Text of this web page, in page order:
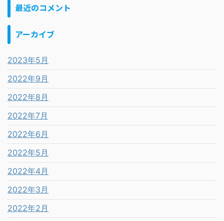
最近のコメント
アーカイブ
2023年5月
2022年9月
2022年8月
2022年7月
2022年6月
2022年5月
2022年4月
2022年3月
2022年2月